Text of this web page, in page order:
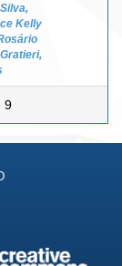
Silva,
Kelly
Gratieri,
9